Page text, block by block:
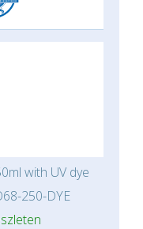
with UV dye
250-DYE